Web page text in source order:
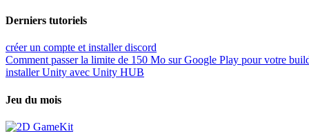
Derniers tutoriels
créer un compte et installer discord
Comment passer la limite de 150 Mo sur Google Play pour votre
installer Unity avec Unity HUB
Jeu du mois